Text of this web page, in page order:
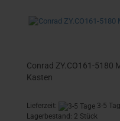
Conrad ZY.CO161-5180
Kasten
Lieferzeit: 3-5
Lagerbestand: 2 Stück